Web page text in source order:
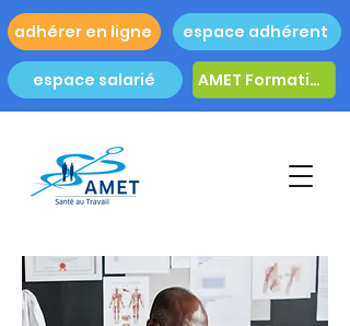
adhérer en ligne espace adhérent
espace salarié AMET Formation